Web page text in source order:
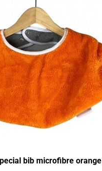
bib microfibre orange